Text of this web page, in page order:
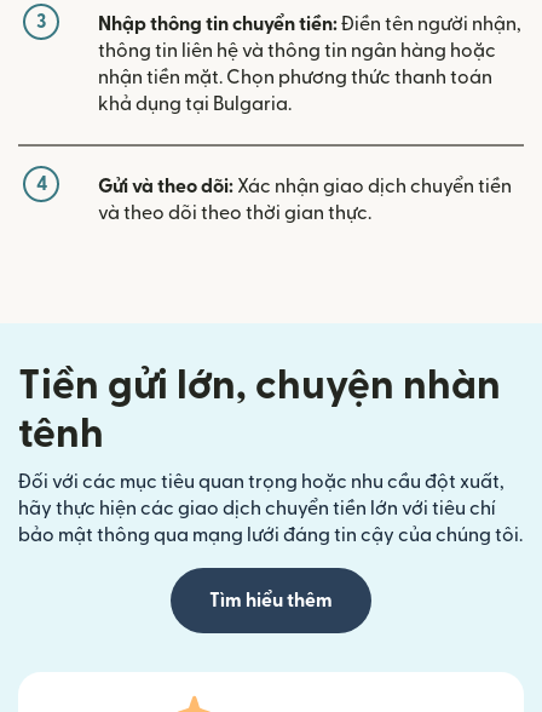
3 Nhập thông tin chuyển tiền:Điền tên người nhận,
thông tin liên hệ và thông tin ngân hàng hoặc
nhận tiền mặt. Chọn phương thức thanh toán
khả dụng tại Bulgaria.
4 Gửi và theo dõi: Xác nhận giao dịch chuyển tiền
và theo dõi theo thời gian thực.
Tiền gửi lớn, chuyện nhàn
tênh
Đối với các mục tiêu quan trọng hoặc nhu cầu đột xuất,
hãy thực hiện các giao dịch chuyển tiền lớn với tiêu chí
bảo mật thông qua mạng lưới đáng tin cậy của chúng tôi.
Tìm hiểu thêm